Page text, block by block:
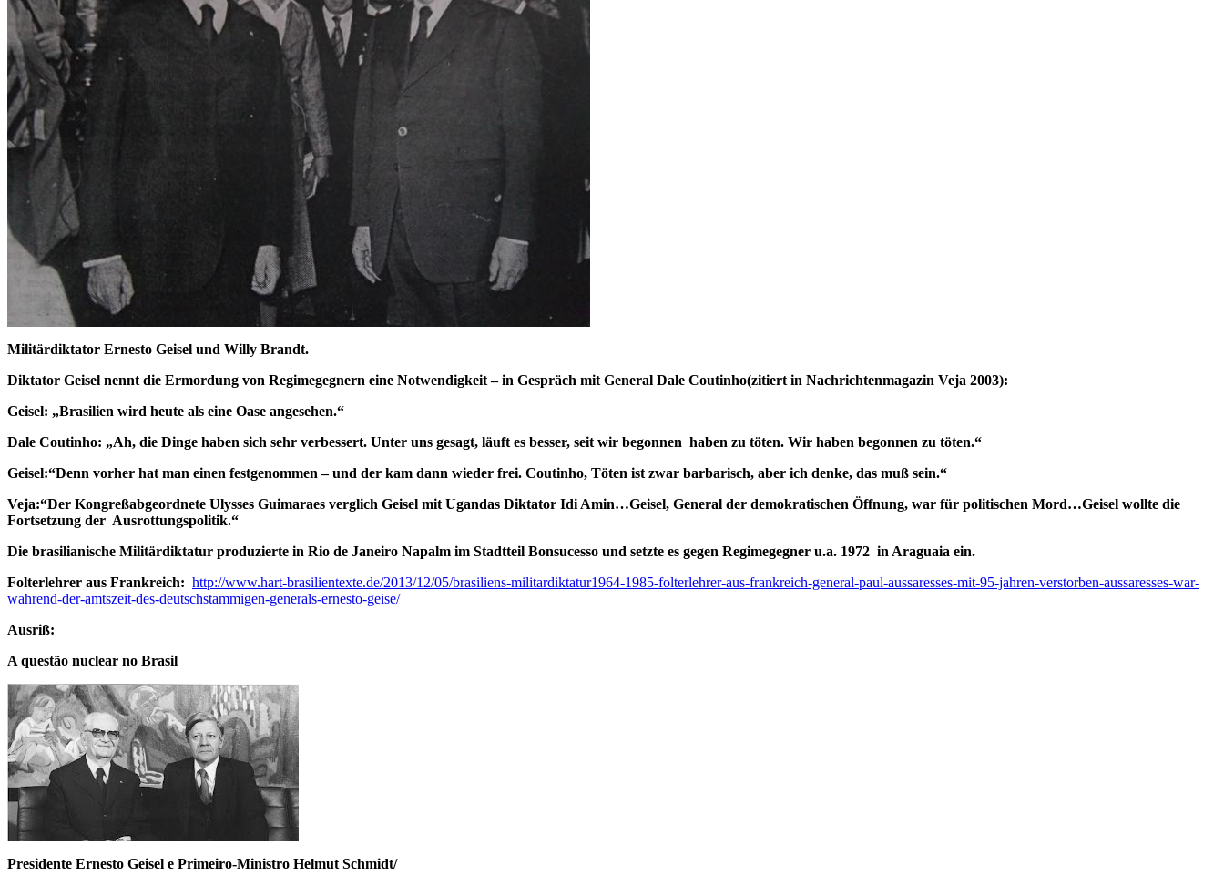
Militärdiktator Ernesto Geisel und Willy Brandt.
Diktator Geisel nennt die Ermordung von Regimegegnern eine Notwendigkeit – in Gespräch mit General Dale Coutinho(zitiert in Nachrichtenmagazin Veja 2003):
Geisel: „Brasilien wird heute als eine Oase angesehen.“
Dale Coutinho: „Ah, die Dinge haben sich sehr verbessert. Unter uns gesagt, läuft es besser, seit wir begonnen haben zu töten. Wir haben begonnen zu töten.“
Geisel:“Denn vorher hat man einen festgenommen – und der kam dann wieder frei. Coutinho, Töten ist zwar barbarisch, aber ich denke, das muß sein.“
Veja:“Der Kongreßabgeordnete Ulysses Guimaraes verglich Geisel mit Ugandas Diktator Idi Amin…Geisel, General der demokratischen Öffnung, war für politischen Mord…Geisel wollte die
Fortsetzung der Ausrottungspolitik.“
Die brasilianische Militärdiktatur produzierte in Rio de Janeiro Napalm im Stadtteil Bonsucesso und setzte es gegen Regimegegner u.a. 1972 in Araguaia ein.
Folterlehrer aus Frankreich: http://www.hart-brasilientexte.de/2013/12/05/brasiliens-militardiktatur1964-1985-folterlehrer-aus-frankreich-general-paul-aussaresses-mit-95-jahren-verstorben-aussaresses-war-
wahrend-der-amtszeit-des-deutschstammigen-generals-ernesto-geise/
Ausriß:
A questão nuclear no Brasil
Presidente Ernesto Geisel e Primeiro-Ministro Helmut Schmidt/